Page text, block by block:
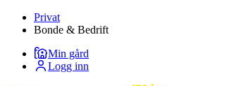
Privat
Bonde & Bedrift
Min gård
Logg inn